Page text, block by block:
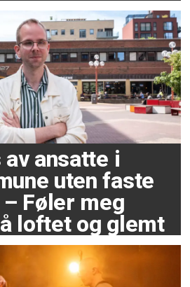
ansatte i
uten faste
Føler meg
loftet og glemt